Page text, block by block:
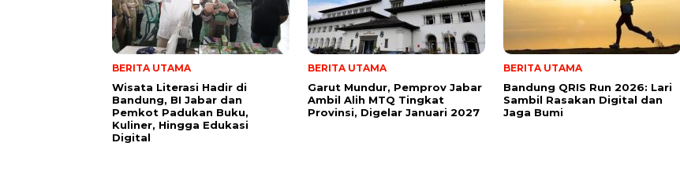
BERITA UTAMA
Wisata Literasi Hadir di
Bandung, BI Jabar dan
Pemkot Padukan Buku,
Kuliner, Hingga Edukasi
Digital
BERITA UTAMA
Garut Mundur, Pemprov Jabar
Ambil Alih MTQ Tingkat
Provinsi, Digelar Januari 2027
BERITA UTAMA
Bandung QRIS Run 2026: Lari
Sambil Rasakan Digital dan
Jaga Bumi